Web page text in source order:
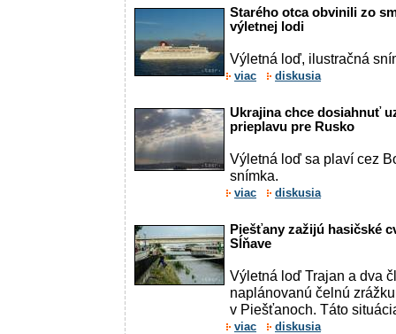
Starého otca obvinili zo
výletnej lodi
Výletná loď, ilustračná
viac diskusia
Ukrajina chce dosiahnuť
prieplavu pre Rusko
Výletná loď sa plaví cez
snímka.
viac diskusia
Piešťany zažijú hasičské
Sĺňave
Výletná loď Trajan a dva
naplánovanú čelnú
v Piešťanoch. Táto
viac diskusia